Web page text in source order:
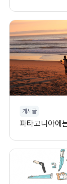
게시글
파타고니아에